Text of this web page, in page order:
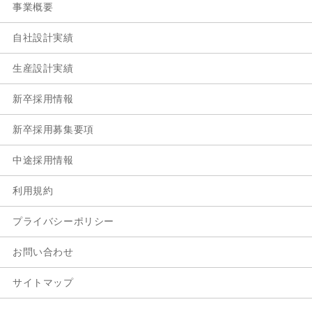
事業概要
自社設計実績
生産設計実績
新卒採用情報
新卒採用募集要項
中途採用情報
利用規約
プライバシーポリシー
お問い合わせ
サイトマップ